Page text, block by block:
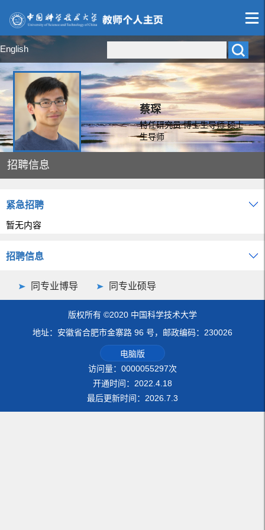
English
蔡琛
特任研究员 博士生导师 硕士
生导师
招聘信息
紧急招聘
暂无内容
招聘信息
同专业博导 同专业硕导
版权所有 ©2020 中国科学技术大学
地址：安徽省合肥市金寨路 96 号，邮政编码：230026
电脑版
访问量： 0000055297次
开通时间： 2022 4 18
最后更新时间： 2026 7 3